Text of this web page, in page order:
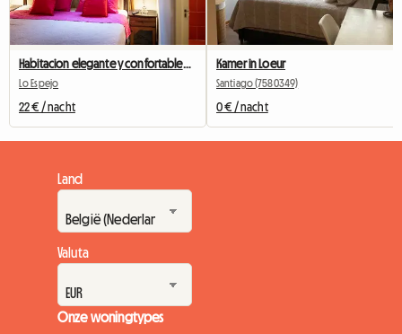
Habitacion elegante y confortable+desayuno gratis! #1
Lo Espejo
22 € / nacht
Kamer in Loeur
Santiago (7580349)
0 € / nacht
Land
Valuta
Onze woningtypes